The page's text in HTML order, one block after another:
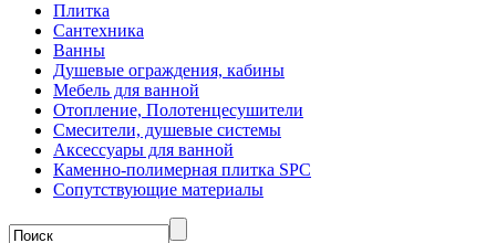
Плитка
Сантехника
Ванны
Душевые ограждения, кабины
Мебель для ванной
Отопление, Полотенцесушители
Смесители, душевые системы
Аксессуары для ванной
Каменно-полимерная плитка SPC
Сопутствующие материалы